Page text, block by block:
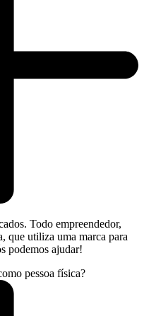
Todo empreendedor,
que utiliza uma marca para
podemos ajudar!
pessoa física?